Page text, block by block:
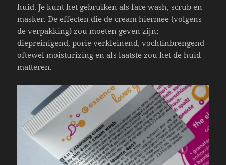
huid. Je kunt het gebruiken als face wash, scrub en
masker. De effecten die de cream hiermee (volgens
de verpakking) zou moeten geven zijn;
diepreinigend, porie verkleinend, vochtinbrengend
oftewel moisturizing en als laatste zou het de huid
matteren.